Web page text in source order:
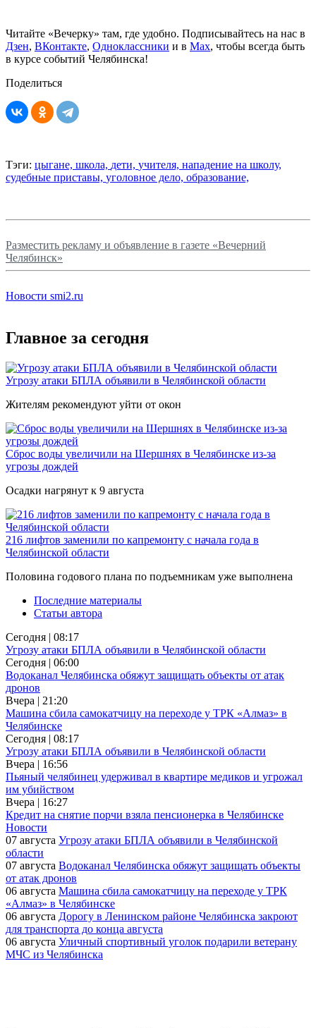
Читайте «Вечерку» там, где удобно. Подписывайтесь на нас в
Дзен, ВКонтакте, Одноклассники и в Max, чтобы всегда быть
в курсе событий Челябинска!
Поделиться
Тэги: цыгане, школа, дети, учителя, нападение на школу,
судебные приставы, уголовное дело, образование,
Разместить рекламу и объявление в газете «Вечерний
Челябинск»
Новости smi2.ru
Главное за сегодня
Угрозу атаки БПЛА объявили в Челябинской области
Жителям рекомендуют уйти от окон
Сброс воды увеличили на Шершнях в Челябинске из-за
угрозы дождей
Осадки нагрянут к 9 августа
216 лифтов заменили по капремонту с начала года в
Челябинской области
Половина годового плана по подъемникам уже выполнена
Последние материалы
Статьи автора
Сегодня | 08:17
Угрозу атаки БПЛА объявили в Челябинской области
Сегодня | 06:00
Водоканал Челябинска обяжут защищать объекты от атак
дронов
Вчера | 21:20
Машина сбила самокатчицу на переходе у ТРК «Алмаз» в
Челябинске
Сегодня | 08:17
Угрозу атаки БПЛА объявили в Челябинской области
Вчера | 16:56
Пьяный челябинец удерживал в квартире медиков и угрожал
им убийством
Вчера | 16:27
Кредит на снятие порчи взяла пенсионерка в Челябинске
Новости
07 августа Угрозу атаки БПЛА объявили в Челябинской
области
07 августа Водоканал Челябинска обяжут защищать объекты
от атак дронов
06 августа Машина сбила самокатчицу на переходе у ТРК
«Алмаз» в Челябинске
06 августа Дорогу в Ленинском районе Челябинска закроют
для транспорта до конца августа
06 августа Уличный спортивный уголок подарили ветерану
МЧС из Челябинска